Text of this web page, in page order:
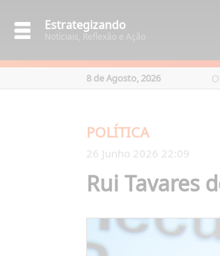
Estrategizando
Notíciais, Reflexão e Ação
8 de Agosto, 2026
POLÍTICA
26 Junho 2026 22:09
Rui Tavares